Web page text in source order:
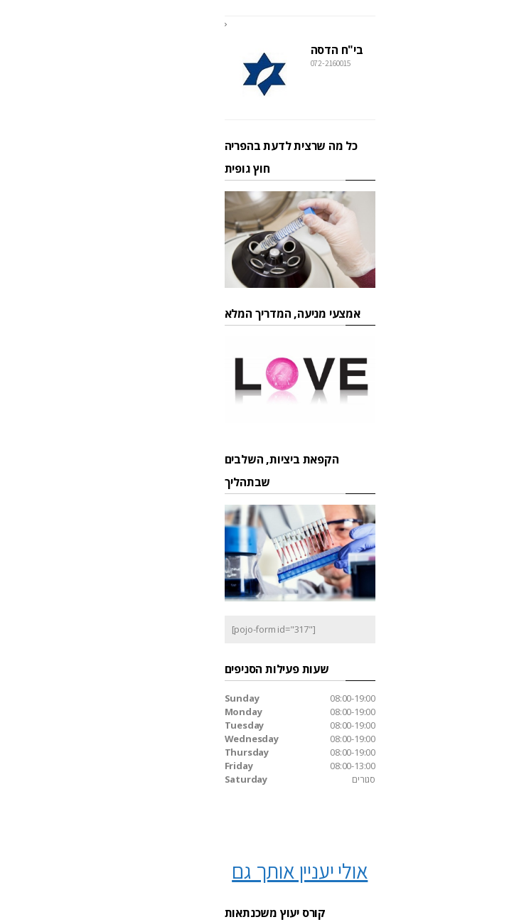
בי"ח הדסה
072-2160015
כל מה שרצית לדעת בהפריה
חוץ גופית
אמצעי מניעה, המדריך המלא
הקפאת ביציות, השלבים
שבתהליך
[pojo-form id="317"]
שעות פעילות הסניפים
Sunday
08:00-19:00
Monday
08:00-19:00
Tuesday
08:00-19:00
Wednesday
08:00-19:00
Thursday
08:00-19:00
Friday
08:00-13:00
Saturday
סגורים
אולי יעניין אותך גם
קורס יעוץ משכנתאות